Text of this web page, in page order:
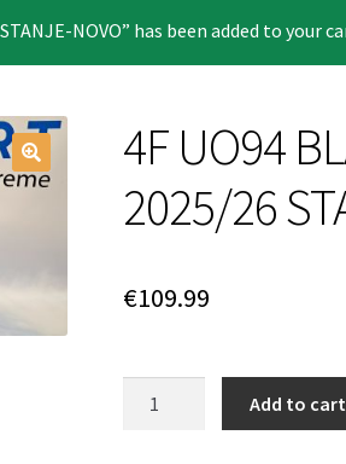
NOVO” has been added to your
4F UO94
2025/26
€109.99
Add to cart